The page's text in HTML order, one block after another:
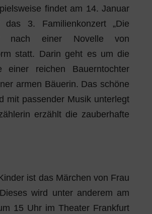
findet am 14. Januar
3. Familienkonzert „Die
nach einer Novelle von
statt. Darin geht es um die
einer reichen Bauerntochter
armen Bäuerin. Das schöne
mit passender Musik unterlegt
erzählt die zauberhafte
ist das Märchen von Frau
wird unter anderem am
15 Uhr im Theater Frankfurt